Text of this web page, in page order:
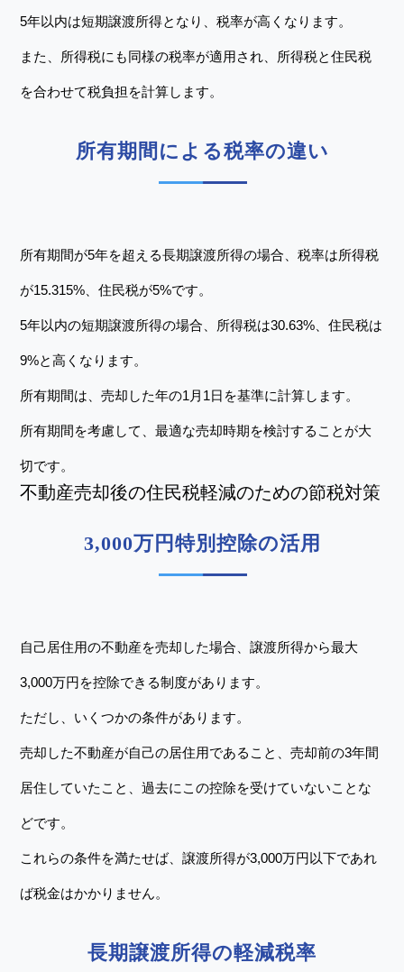
5年以内は短期譲渡所得となり、税率が高くなります。
また、所得税にも同様の税率が適用され、所得税と住民税
を合わせて税負担を計算します。
所有期間による税率の違い
所有期間が5年を超える長期譲渡所得の場合、税率は所得税
が15.315%、住民税が5%です。
5年以内の短期譲渡所得の場合、所得税は30.63%、住民税は
9%と高くなります。
所有期間は、売却した年の1月1日を基準に計算します。
所有期間を考慮して、最適な売却時期を検討することが大
切です。
不動産売却後の住民税軽減のための節税対策
3,000万円特別控除の活用
自己居住用の不動産を売却した場合、譲渡所得から最大
3,000万円を控除できる制度があります。
ただし、いくつかの条件があります。
売却した不動産が自己の居住用であること、売却前の3年間
居住していたこと、過去にこの控除を受けていないことな
どです。
これらの条件を満たせば、譲渡所得が3,000万円以下であれ
ば税金はかかりません。
長期譲渡所得の軽減税率